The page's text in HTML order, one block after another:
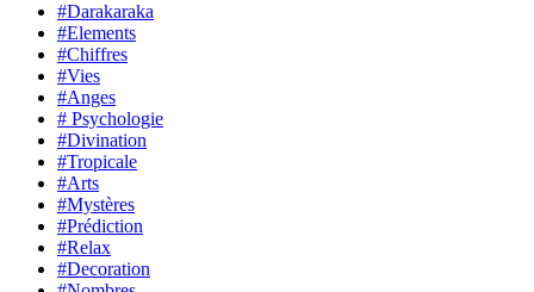
#Darakaraka
#Elements
#Chiffres
#Vies
#Anges
# Psychologie
#Divination
#Tropicale
#Arts
#Mystères
#Prédiction
#Relax
#Decoration